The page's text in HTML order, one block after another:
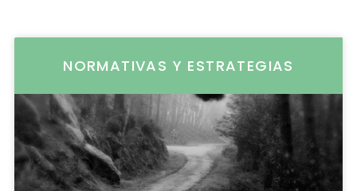
NORMATIVAS Y ESTRATEGIAS